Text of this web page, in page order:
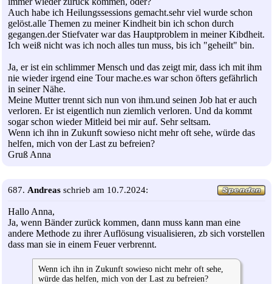
Auch habe ich Heilungssessions gemacht.sehr viel wurde schon
gelöst.alle Themen zu meiner Kindheit bin ich schon durch
gegangen.der Stiefvater war das Hauptproblem in meiner Kibdheit.
Ich weiß nicht was ich noch alles tun muss, bis ich "geheilt" bin.
Ja, er ist ein schlimmer Mensch und das zeigt mir, dass ich mit ihm
nie wieder irgend eine Tour mache.es war schon öfters gefährlich
in seiner Nähe.
Meine Mutter trennt sich nun von ihm.und seinen Job hat er auch
verloren. Er ist eigentlich nun ziemlich verloren. Und da kommt
sogar schon wieder Mitleid bei mir auf. Sehr seltsam.
Wenn ich ihn in Zukunft sowieso nicht mehr oft sehe, würde das
helfen, mich von der Last zu befreien?
Gruß Anna
687. Andreas schrieb am 10.7.2024:
Hallo Anna,
Ja, wenn Bänder zurück kommen, dann muss kann man eine
andere Methode zu ihrer Auflösung visualisieren, zb sich vorstellen
dass man sie in einem Feuer verbrennt.
Wenn ich ihn in Zukunft sowieso nicht mehr oft sehe,
würde das helfen, mich von der Last zu befreien?